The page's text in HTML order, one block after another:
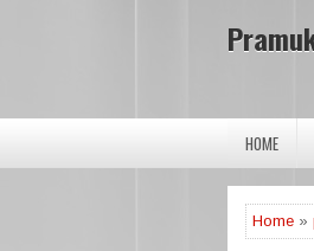
HOME
Home »